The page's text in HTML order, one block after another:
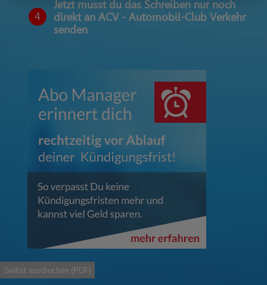
4
Jetzt musst du das Schreiben nur noch
direkt an ACV - Automobil-Club Verkehr
senden
Selbst ausdruchen (PDF)